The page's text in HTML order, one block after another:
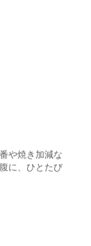
や焼き加減な
に、ひとたび